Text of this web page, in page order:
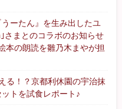
うーたん』を生み出したユ
さまとのコラボのお知らせ
本の朗読を雛乃木まやが担
る！？京都利休園の宇治抹
トを試食レポート♪